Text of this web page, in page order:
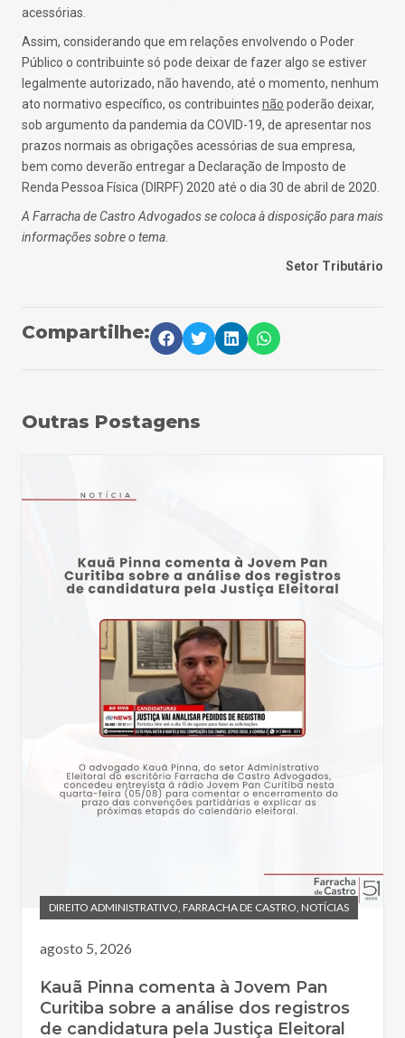
acessórias.
Assim, considerando que em relações envolvendo o Poder
Público o contribuinte só pode deixar de fazer algo se estiver
legalmente autorizado, não havendo, até o momento, nenhum
ato normativo específico, os contribuintes não poderão deixar,
sob argumento da pandemia da COVID-19, de apresentar nos
prazos normais as obrigações acessórias de sua empresa,
bem como deverão entregar a Declaração de Imposto de
Renda Pessoa Física (DIRPF) 2020 até o dia 30 de abril de 2020.
A Farracha de Castro Advogados se coloca à disposição para mais
informações sobre o tema.
Setor Tributário
Compartilhe:
Outras Postagens
DIREITO ADMINISTRATIVO, FARRACHA DE CASTRO, NOTÍCIAS
agosto 5, 2026
Kauã Pinna comenta à Jovem Pan
Curitiba sobre a análise dos registros
de candidatura pela Justiça Eleitoral